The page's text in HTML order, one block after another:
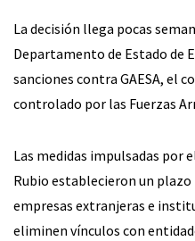
La decisión llega pocas
Departamento de Estado de
sanciones contra GAESA, el
controlado por las Fuerzas
Las medidas impulsadas por
Rubio establecieron un plazo
empresas extranjeras e
eliminen vínculos con